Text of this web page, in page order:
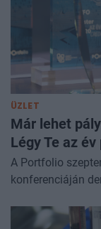
ÜZLET
Már lehet
Légy Te az
A Portfolio
konferenciáján